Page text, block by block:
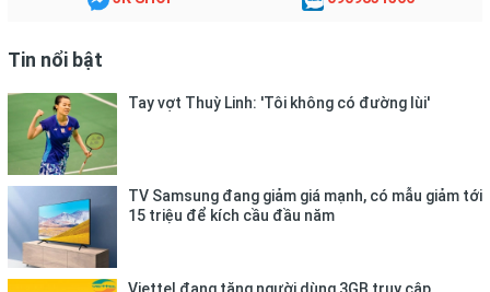
Áo cầu lông yonex mẩu training
vải thun mè 4 chiều , thấm hút mồ hôi cực tốt
Thích hợp các môn vận động như: Bóng đá, bóng ném, bóng
chuyền, cầu lông...
Được in theo dây chuyền công nghệ khép kín chuyên nghiệp,
không bong tróc hoặc bạc màu
Tin nổi bật
Tay vợt Thuỳ Linh: 'Tôi không có đường lùi'
TV Samsung đang giảm giá mạnh, có mẫu giảm tới
15 triệu để kích cầu đầu năm